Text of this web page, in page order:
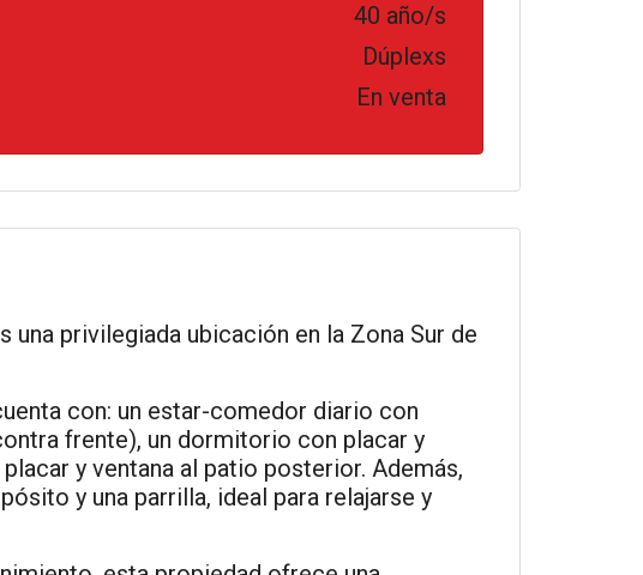
40 año/s
Dúplexs
En venta
una privilegiada ubicación en la Zona Sur de
con: un estar-comedor diario con
frente), un dormitorio con placar y
y ventana al patio posterior. Además,
y una parrilla, ideal para relajarse y